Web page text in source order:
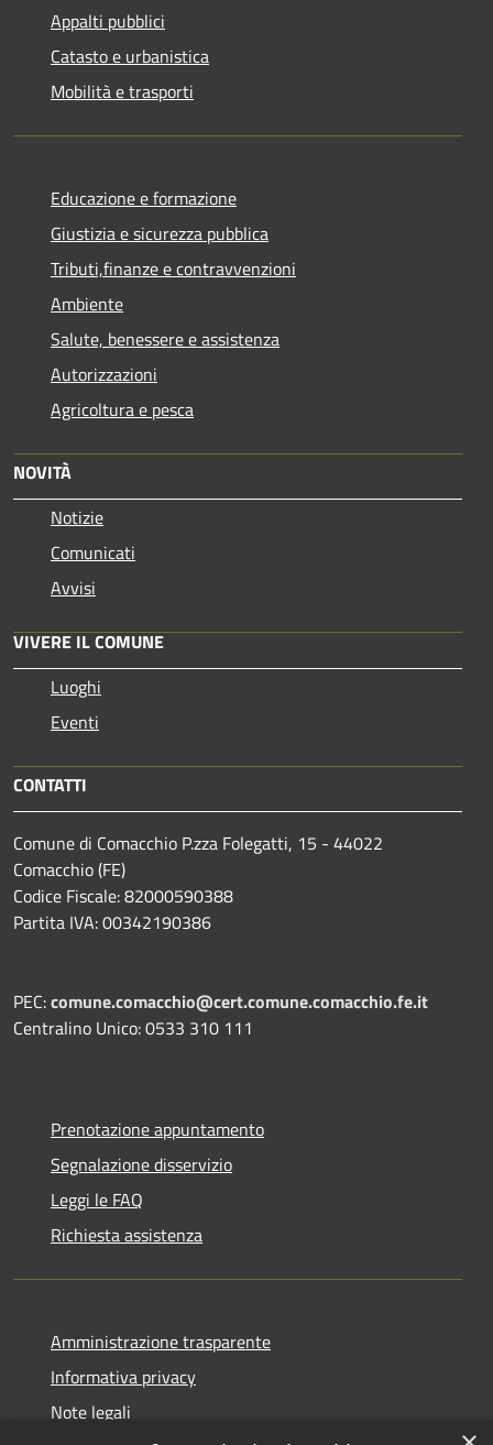
Appalti pubblici
Catasto e urbanistica
Mobilità e trasporti
Educazione e formazione
Giustizia e sicurezza pubblica
Tributi,finanze e contravvenzioni
Ambiente
Salute, benessere e assistenza
Autorizzazioni
Agricoltura e pesca
NOVITÀ
Notizie
Comunicati
Avvisi
VIVERE IL COMUNE
Luoghi
Eventi
CONTATTI
Comune di Comacchio P.zza Folegatti, 15 - 44022
Comacchio (FE)
Codice Fiscale: 82000590388
Partita IVA: 00342190386
PEC:comune.comacchio@cert.comune.comacchio.fe.it
Centralino Unico: 0533 310 111
Prenotazione appuntamento
Segnalazione disservizio
Leggi le FAQ
Richiesta assistenza
Amministrazione trasparente
Informativa privacy
Note legali